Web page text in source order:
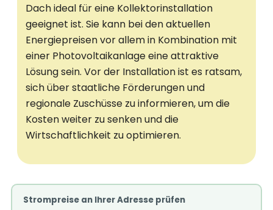
Dach ideal für eine Kollektorinstallation
geeignet ist. Sie kann bei den aktuellen
Energiepreisen vor allem in Kombination mit
einer Photovoltaikanlage eine attraktive
Lösung sein. Vor der Installation ist es ratsam,
sich über staatliche Förderungen und
regionale Zuschüsse zu informieren, um die
Kosten weiter zu senken und die
Wirtschaftlichkeit zu optimieren.
Strompreise an Ihrer Adresse prüfen